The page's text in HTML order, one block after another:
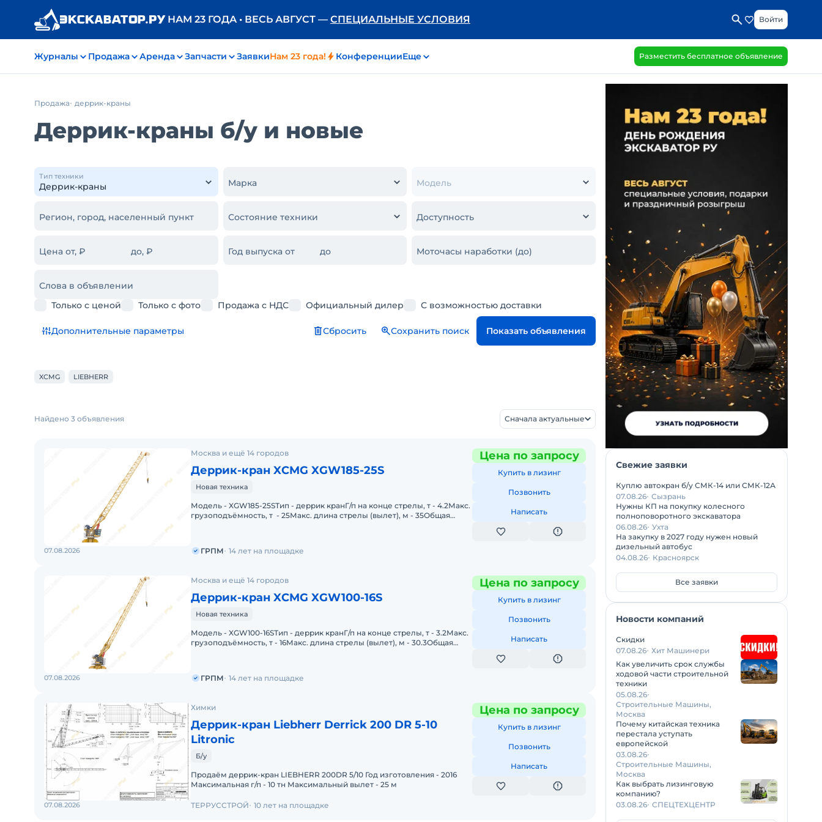
НАМ 23 ГОДА • ВЕСЬ АВГУСТ — СПЕЦИАЛЬНЫЕ УСЛОВИЯ Войти
Журналы Продажа Аренда Запчасти ЗаявкиНам 23 года! КонференцииЕще Разместить бесплатное объявление
Продажа деррик-краны
Деррик-краны б/у и новые
Тип техники
Марка Модель
Регион, город, населенный пункт Состояние техники Доступность
Цена от, ₽ до, ₽ Год выпуска от до Моточасы наработки (до)
Слова в объявлении
Только с ценой
Только с фото Продажа с НДС Официальный дилер С возможностью доставки
Дополнительные параметры Сбросить Сохранить поиск Показать объявления
XCMG LIEBHERR
Найдено 3 объявления Сначала актуальные
Москва и ещё 14 городов
Деррик-кран XCMG XGW185-25S
Новая техника
Модель - XGW185-25SТип - деррик кранГ/п на конце стрелы, т - 4.2Макс.
грузоподъёмность, т - 25Макс. длина стрелы (вылет), м - 35Общая
Цена по запросу
Купить в лизинг
Позвонить
Написать
07.08.2026 ГРПМ 14 лет на площадке
Москва и ещё 14 городов
Деррик-кран XCMG XGW100-16S
Новая техника
Модель - XGW100-16SТип - деррик кранГ/п на конце стрелы, т - 3.2Макс.
грузоподъёмность, т - 16Макс. длина стрелы (вылет), м - 30.3Общая
Цена по запросу
Купить в лизинг
Позвонить
Написать
07.08.2026 ГРПМ 14 лет на площадке
Химки
Деррик-кран Liebherr Derrick 200 DR 5-10
Litronic
Б/у
Продаём деррик-кран LIEBHERR 200DR 5/10 Год изготовления - 2016
Максимальная г/п - 10 тн Максимальный вылет - 25 м
Цена по запросу
Купить в лизинг
Позвонить
Написать
07.08.2026 ТЕРРУССТРОЙ 10 лет на площадке
Свежие заявки
Куплю автокран б/у СМК-14 или СМК-12А
07.08.26 Сызрань
Нужны КП на покупку колесного
полноповоротного экскаватора
06.08.26 Ухта
На закупку в 2027 году нужен новый
дизельный автобус
04.08.26 Красноярск
Все заявки
Новости компаний
Скидки
07.08.26 Хит Машинери
Как увеличить срок службы
ходовой части строительной
техники
05.08.26
Строительные Машины,
Москва
Почему китайская техника
перестала уступать
европейской
03.08.26
Строительные Машины,
Москва
Как выбрать лизинговую
компанию?
03.08.26 СПЕЦТЕХЦЕНТР